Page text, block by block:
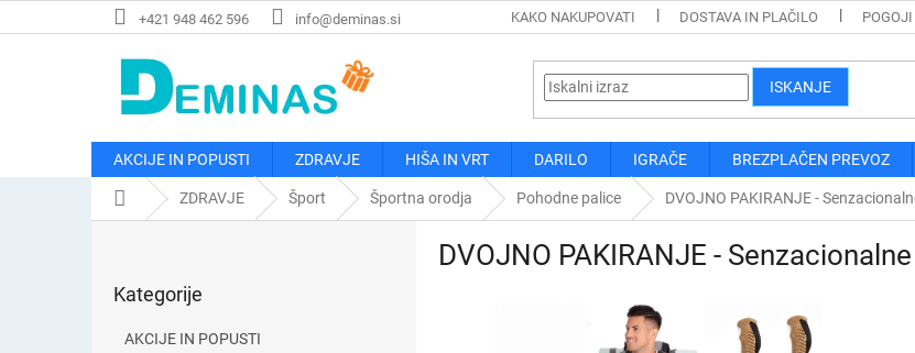
na
+421 948 462 596 info@deminas.si KAKO NAKUPOVATI DOSTAVA IN PLAČILO POGOJI
ISKANJE
AKCIJE IN POPUSTI ZDRAVJE HIŠA IN VRT DARILO IGRAČE BREZPLAČEN PREVOZ
Domača
stran
ZDRAVJE Šport Športna orodja Pohodne palice DVOJNO PAKIRANJE -
kategorije
Kategorije
AKCIJE IN POPUSTI
DVOJNO PAKIRANJE -